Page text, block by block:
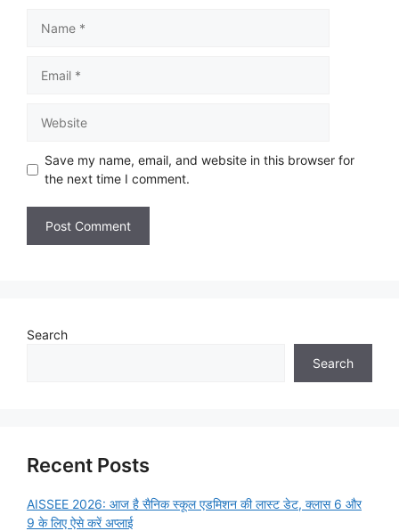
Save my name, email, and website in this browser for
the next time I comment.
Search
Search
Recent Posts
AISSEE 2026: आज है सैनिक स्कूल एडमिशन की लास्ट डेट, क्लास 6 और
9 के लिए ऐसे करें अप्लाई